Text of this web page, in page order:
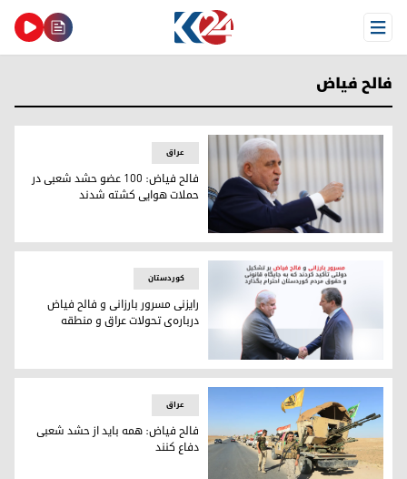
Open Menu
فالح فیاض
فالح فیاض: ۱۰۰ عضو حشد شعبی در حملات هوایی کشته شدند
عراق
فالح فیاض: ۱۰۰ عضو حشد شعبی در
حملات هوایی کشته شدند
رایزنی مسرور بارزانی و فالح فیاض درباره‌ی تحولات عراق و
کوردستان
رایزنی مسرور بارزانی و فالح فیاض
درباره‌ی تحولات عراق و منطقه
عراق
فالح فیاض: همه باید از حشد شعبی
دفاع کنند